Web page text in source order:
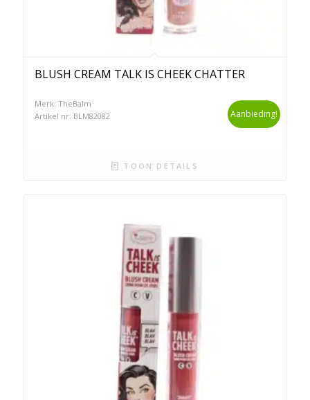
BLUSH CREAM TALK IS CHEEK CHATTER
Merk: TheBalm
Artikel nr: BLM82082
Aanbieding!
TOON DETAILS